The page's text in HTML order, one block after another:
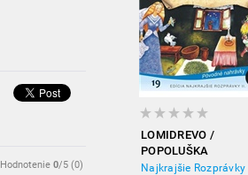
Hodnotenie 0/5 (0)
LOMIDREVO /
POPOLUŠKA
Najkrajšie Rozprávky